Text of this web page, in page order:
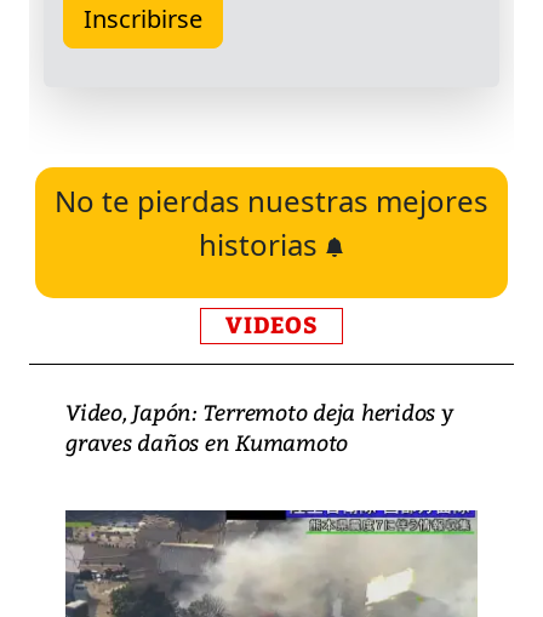
No te pierdas nuestras mejores
historias
VIDEOS
Video, Japón: Terremoto deja heridos y
graves daños en Kumamoto